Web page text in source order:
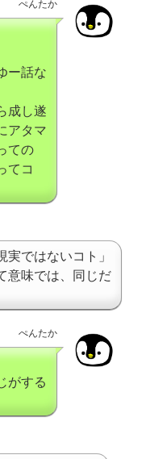
ぺんたか
ー話な
成し遂
アタマ
ての
てコ
実ではないコト」
意味では、同じだ
ぺんたか
がする